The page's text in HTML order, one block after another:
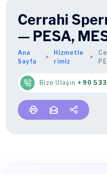
Cerrahi
— PESA,
Ana
Sayfa
Hizmetle
rimiz
Bize Ulaşın+90